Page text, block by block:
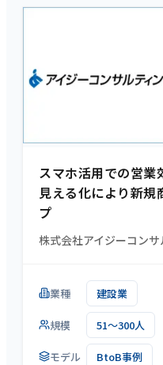
スマホ活用での営業
見える化により新規
プ
株式会社アイジーコン
業種 建設業
規模 51～300人
モデル BtoB事例